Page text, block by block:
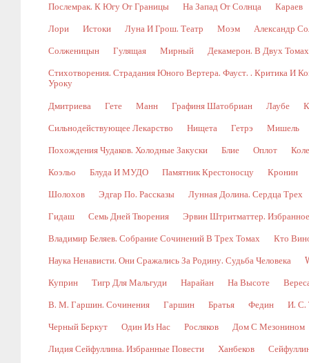
Послемрак. К Югу От Границы На Запад От Солнца Караев
Лори Истоки Луна И Грош. Театр Моэм Александр
Солженицын Гулящая Мирный Декамерон. В Двух
Стихотворения. Страдания Юного Вертера. Фауст. . Критика И
Уроку
Дмитриева Гете Манн Графиня Шатобриан Лаубе
Сильнодействующее Лекарство Нищета Гетрэ Мишель
Похождения Чудаков. Холодные Закуски Блие Оплот
Коэльо Блуда И МУДО Памятник Крестоносцу Кронин
Шолохов Эдгар По. Рассказы Лунная Долина. Сердца Трех
Гидаш Семь Дней Творения Эрвин Штритматтер. Избранное
Владимир Беляев. Собрание Сочинений В Трех Томах Кто
Наука Ненависти. Они Сражались За Родину. Судьба Человека
Куприн Тигр Для Мальгуди Нарайан На Высоте
В. М. Гаршин. Сочинения Гаршин Братья Федин И. С.
Черный Беркут Один Из Нас Росляков Дом С Мезонином
Лидия Сейфуллина. Избранные Повести Ханбеков